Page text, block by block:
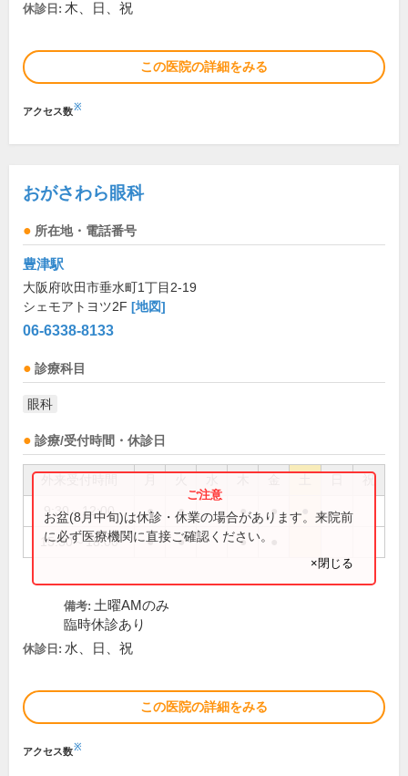
休診日: 木、日、祝
この医院の詳細をみる
アクセス数※
おがさわら眼科
所在地・電話番号
豊津駅
大阪府吹田市垂水町1丁目2-19
シェモアトヨツ2F [地図]
06-6338-8133
診療科目
眼科
診療/受付時間・休診日
祝
9:30～12:00 ● ● ● ●
15:30～18:00 ● ● ●
お盆(8月中旬)は休診・休業の場合があります。来院前
に必ず医療機関に直接ご確認ください。
×閉じる
備考: 土曜AMのみ
臨時休診あり
休診日: 水、日、祝
この医院の詳細をみる
アクセス数※